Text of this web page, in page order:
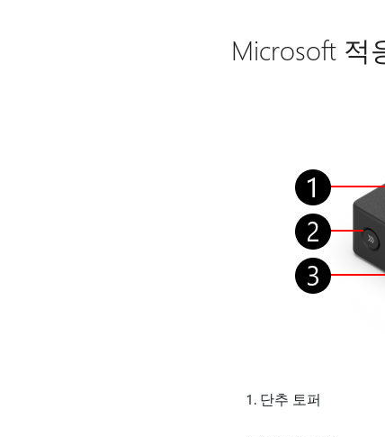
Microsoft 적
단추 토퍼